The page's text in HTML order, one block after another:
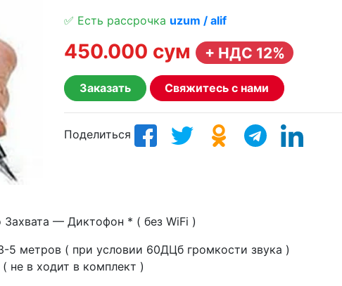
✅ Есть рассрочка uzum / alif
450.000 сум + НДС 12%
Заказать Свяжитесь с нами
Поделиться
— Диктофон * ( без WiFi )
5 метров ( при условии 60ДЦб громкости звука )
в ходит в комплект )